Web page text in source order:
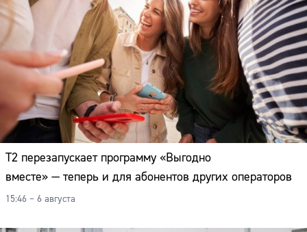
Т2 перезапускает программу «Выгодно
вместе» — теперь и для абонентов других операторов
15:46 – 6 августа